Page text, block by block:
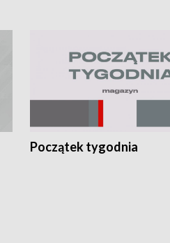
Początek tygodnia